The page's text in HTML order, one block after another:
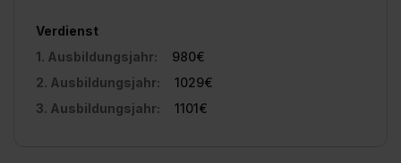
Verdienst
1. Ausbildungsjahr:
980€
2. Ausbildungsjahr:
1029€
3. Ausbildungsjahr:
1101€